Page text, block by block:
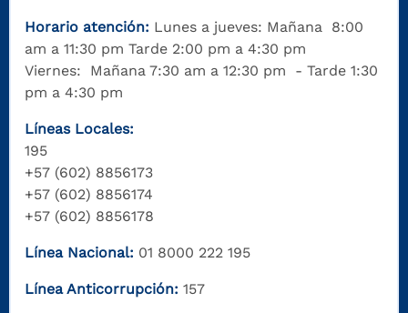
Horario atención: Lunes a jueves: Mañana 8:00
am a 11:30 pm Tarde 2:00 pm a 4:30 pm
Viernes: Mañana 7:30 am a 12:30 pm - Tarde 1:30
pm a 4:30 pm
Líneas Locales:
195
+57 (602) 8856173
+57 (602) 8856174
+57 (602) 8856178
Línea Nacional: 01 8000 222 195
Línea Anticorrupción: 157